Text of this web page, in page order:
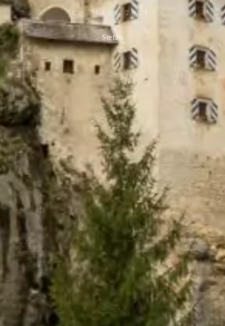
11. MÄRZ 2021
Stefan